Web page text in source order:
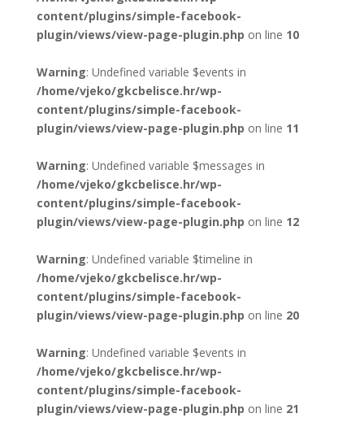
content/plugins/simple-facebook-
plugin/views/view-page-plugin.php on line 10
Warning: Undefined variable $events in
/home/vjeko/gkcbelisce.hr/wp-
content/plugins/simple-facebook-
plugin/views/view-page-plugin.php on line 11
Warning: Undefined variable $messages in
/home/vjeko/gkcbelisce.hr/wp-
content/plugins/simple-facebook-
plugin/views/view-page-plugin.php on line 12
Warning: Undefined variable $timeline in
/home/vjeko/gkcbelisce.hr/wp-
content/plugins/simple-facebook-
plugin/views/view-page-plugin.php on line 20
Warning: Undefined variable $events in
/home/vjeko/gkcbelisce.hr/wp-
content/plugins/simple-facebook-
plugin/views/view-page-plugin.php on line 21